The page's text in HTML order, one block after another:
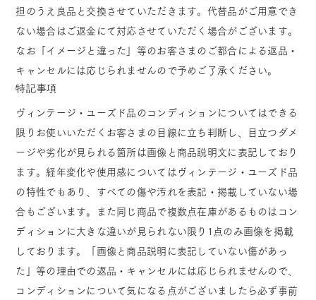
担のうえ良品と交換させていただきます。代替品がご用意でき
ない場合はご返金にて対応させていただく場合がございます。
なお「イメージと違った」等のお客さまのご都合による返品・
キャンセルには応じられませんので予めご了承ください。
特記事項
ヴィンテージ・ユーズド品のコンディションについてはできる
限りお使いいただくお客さまの目線に立ち判断し、目立つダメ
ージや劣化が見られる箇所は画像と商品説明文に表記しており
ます。経年変化や使用感についてはヴィンテージ・ユーズド品
の特性でもあり、すべての傷や汚れを表記・掲載していない場
合もございます。また同じ商品で複数点在庫があるものはコン
ディションに大きな違いが見られない限り1点のみ画像を掲載
しております。「画像と商品説明に表記していない傷があっ
た」等の理由での返品・キャンセルには応じられませんので、
コンディションについて気になる点がございましたら必ず事前